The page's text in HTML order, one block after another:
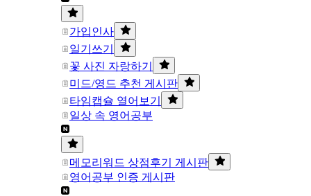
가입인사
일기쓰기
꽃 사진 자랑하기
미드/영드 추천 게시판
타임캡슐 열어보기
일상 속 영어공부
메모리워드 상점후기 게시판
영어공부 인증 게시판